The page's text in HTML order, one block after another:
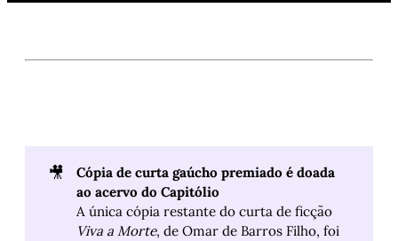
🎥
Cópia de curta gaúcho premiado é doada
ao acervo do Capitólio
A única cópia restante do curta de ficção
Viva a Morte, de Omar de Barros Filho, foi